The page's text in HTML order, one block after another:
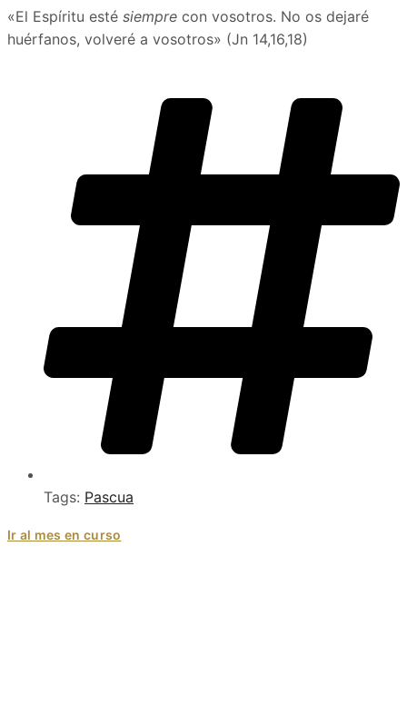
«El Espíritu esté siempre con vosotros. No os dejaré
huérfanos, volveré a vosotros» (Jn 14,16,18)
Tags: Pascua
Ir al mes en curso